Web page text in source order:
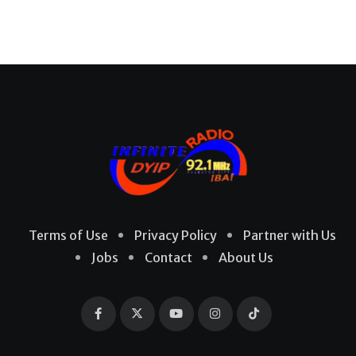
Terms of Use Privacy Policy
Partner with Us
Jobs
Contact About Us